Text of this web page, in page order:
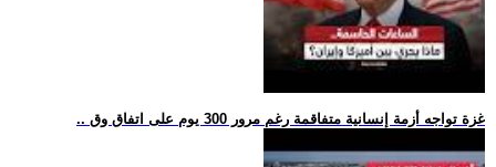
.. غزة تواجه أزمة إنسانية متفاقمة رغم مرور 300 يوم على اتفاق وق